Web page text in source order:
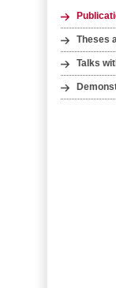
Theses
Talks